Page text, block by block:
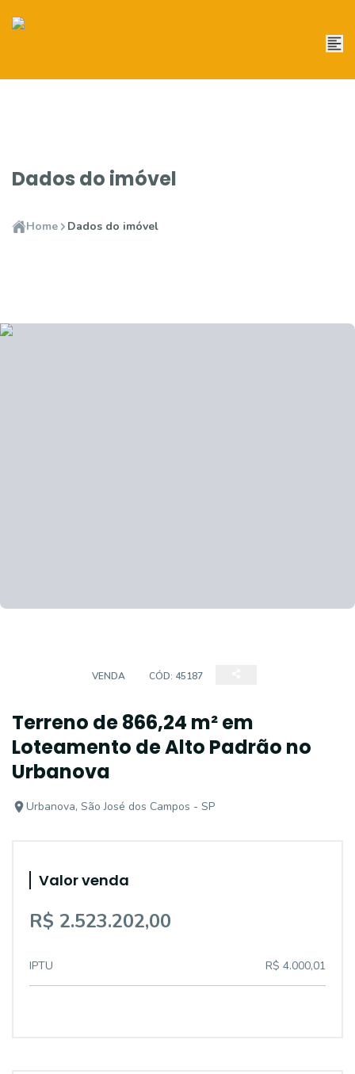
Dados do imóvel
Home Dados do imóvel
VENDA CÓD: 45187
Terreno de 866,24 m² em
Loteamento de Alto Padrão no
Urbanova
Urbanova, São José dos Campos - SP
Valor venda
R$ 2.523.202,00
IPTU R$ 4.000,01